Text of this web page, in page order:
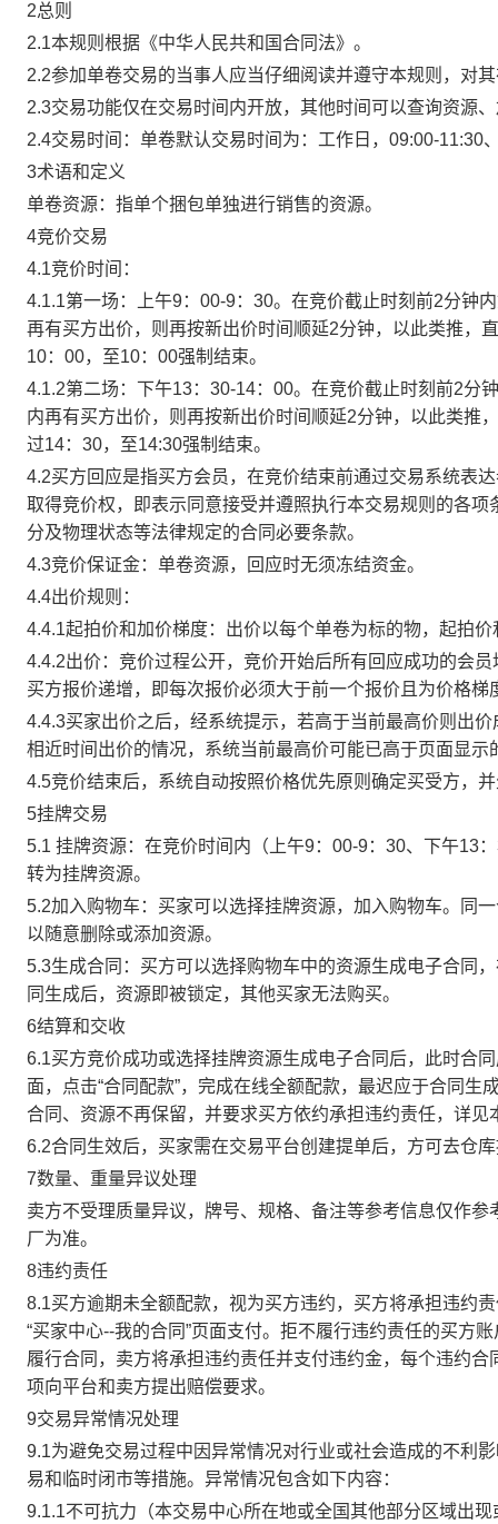
2总则
2.1本规则根据《中华人民共和国合同法》。
2.2参加单卷交易的当事人应当仔细阅读并遵守本规则，对
2.3交易功能仅在交易时间内开放，其他时间可以查询资源
2.4交易时间：单卷默认交易时间为：工作日，09:00-11:30
3术语和定义
单卷资源：指单个捆包单独进行销售的资源。
4竞价交易
4.1竞价时间：
4.1.1第一场：上午9：00-9：30。在竞价截止时刻前2分钟
再有买方出价，则再按新出价时间顺延2分钟，以此类推，
10：00，至10：00强制结束。
4.1.2第二场：下午13：30-14：00。在竞价截止时刻前2分
内再有买方出价，则再按新出价时间顺延2分钟，以此类推
过14：30，至14:30强制结束。
4.2买方回应是指买方会员，在竞价结束前通过交易系统表
取得竞价权，即表示同意接受并遵照执行本交易规则的各
分及物理状态等法律规定的合同必要条款。
4.3竞价保证金：单卷资源，回应时无须冻结资金。
4.4出价规则：
4.4.1起拍价和加价梯度：出价以每个单卷为标的物，起拍
4.4.2出价：竞价过程公开，竞价开始后所有回应成功的会
买方报价递增，即每次报价必须大于前一个报价且为价格
4.4.3买家出价之后，经系统提示，若高于当前最高价则出
相近时间出价的情况，系统当前最高价可能已高于页面显示
4.5竞价结束后，系统自动按照价格优先原则确定买受方，
5挂牌交易
5.1 挂牌资源：在竞价时间内（上午9：00-9：30、下午13
转为挂牌资源。
5.2加入购物车：买家可以选择挂牌资源，加入购物车。同
以随意删除或添加资源。
5.3生成合同：买方可以选择购物车中的资源生成电子合同
同生成后，资源即被锁定，其他买家无法购买。
6结算和交收
6.1买方竞价成功或选择挂牌资源生成电子合同后，此时合
面，点击“合同配款”，完成在线全额配款，最迟应于合同
合同、资源不再保留，并要求买方依约承担违约责任，详见
6.2合同生效后，买家需在交易平台创建提单后，方可去仓
7数量、重量异议处理
卖方不受理质量异议，牌号、规格、备注等参考信息仅作
厂为准。
8违约责任
8.1买方逾期未全额配款，视为买方违约，买方将承担违约
“买家中心--我的合同”页面支付。拒不履行违约责任的买方
履行合同，卖方将承担违约责任并支付违约金，每个违约
项向平台和卖方提出赔偿要求。
9交易异常情况处理
9.1为避免交易过程中因异常情况对行业或社会造成的不利
易和临时闭市等措施。异常情况包含如下内容：
9.1.1不可抗力（本交易中心所在地或全国其他部分区域出